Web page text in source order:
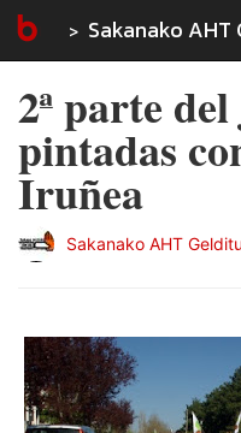
Sakanako
2ª parte
pintadas
Iruñea
Sakanako AHT